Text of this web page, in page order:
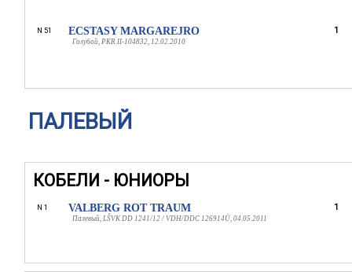
N 51 ECSTASY MARGAREJRO
Голубой, PKR.II-104832, 12.02.2010
1
ПАЛЕВЫЙ
КОБЕЛИ - ЮНИОРЫ
N 1 VALBERG ROT TRAUM
Палевый, LŠVK DD 1241/12 / VDH/DDC 126914Ü, 04.05.2011
1